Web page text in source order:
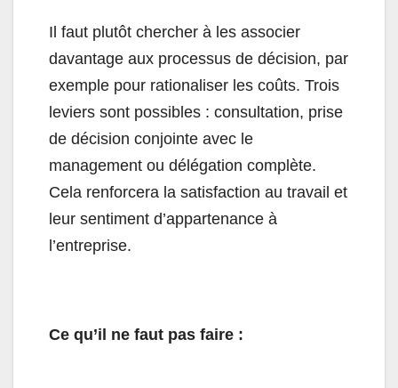
Il faut plutôt chercher à les associer
davantage aux processus de décision, par
exemple pour rationaliser les coûts. Trois
leviers sont possibles : consultation, prise
de décision conjointe avec le
management ou délégation complète.
Cela renforcera la satisfaction au travail et
leur sentiment d’appartenance à
l’entreprise.
Ce qu’il ne faut pas faire :